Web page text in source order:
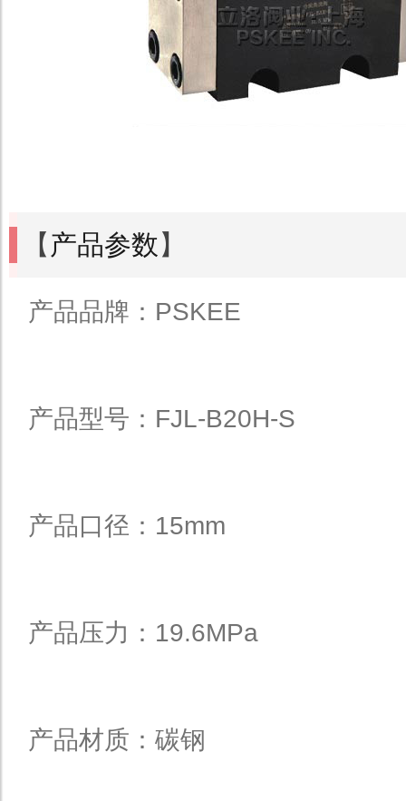
【 产品参数 】
产品品牌：PSKEE
产品型号：FJL-B20H-S
产品口径：15mm
产品压力：19.6MPa
产品材质：碳钢